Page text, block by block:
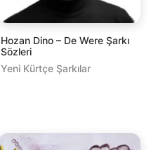
Hozan Dino – De Were Şarkı
Sözleri
Yeni Kürtçe Şarkılar